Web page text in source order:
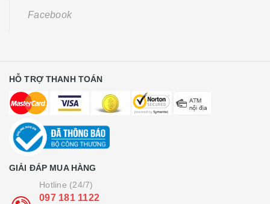
Facebook
HỖ TRỢ THANH TOÁN
GIẢI ĐÁP MUA HÀNG
Hotline (24/7)
097 181 1122